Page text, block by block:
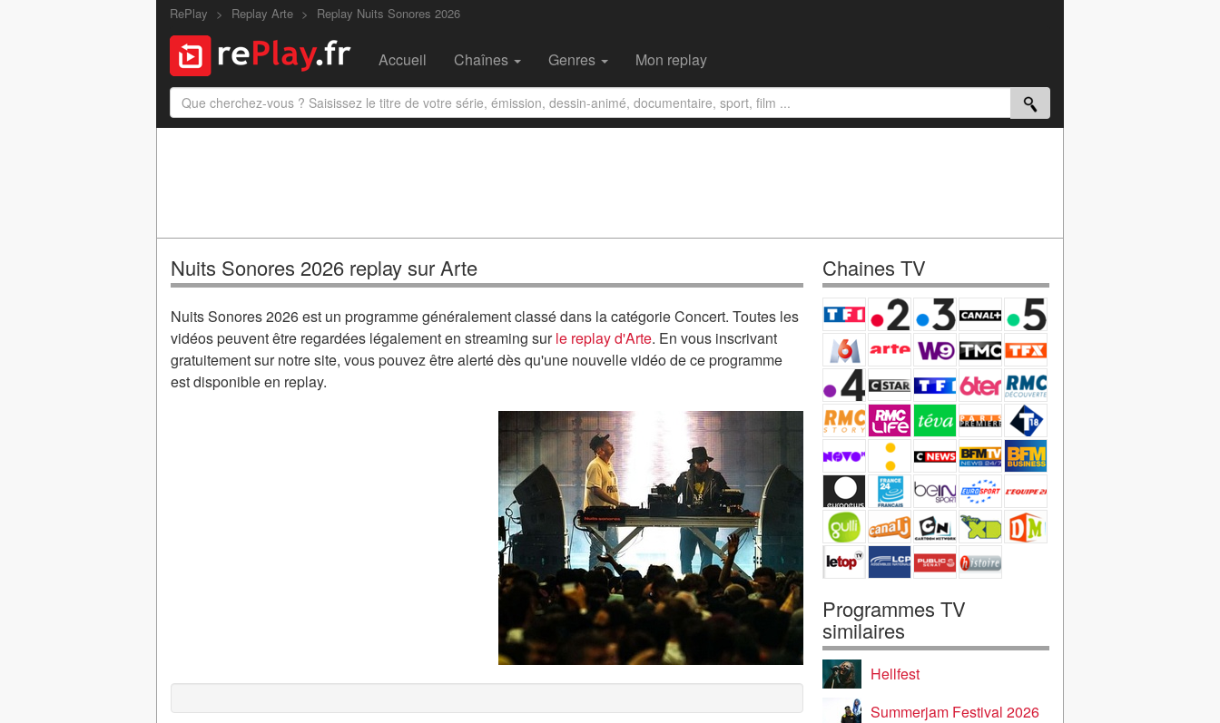
RePlay Replay Arte Replay Nuits Sonores 2026
Accueil Chaînes Genres Mon replay
Nuits Sonores 2026 replay sur Arte
Nuits Sonores 2026 est un programme généralement classé dans la catégorie Concert. Toutes les
vidéos peuvent être regardées légalement en streaming surle replay d'Arte. En vous inscrivant
gratuitement sur notre site, vous pouvez être alerté dès qu'une nouvelle vidéo de ce programme
est disponible en replay.
Chaines TV
Programmes TV
similaires
Hellfest
Summerjam Festival 2026